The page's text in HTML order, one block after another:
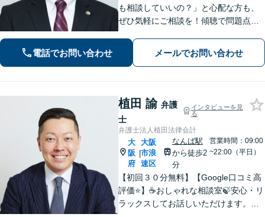
も相談していいの？」と心配な方も、
ぜひ気軽にご相談を！傾聴で問題点を
す。20年以上の実績を活かし、良質な
リーガルサービスを提供。相続・離婚
電話でお問い合わせ メールでお問い合わせ
植田 諭 弁護
士
インタビューを見
る
弁護士法人植田法律会計
大
阪
府
|
大阪
市浪
速区
なんば駅
から徒歩2
分
営業時間：09:00
~22:00（平日）
【初回３０分無料】【Google口コミ高
評価⭐️】☕️おしゃれな相談室🍃安心・リ
ラックスしてお話しいただけます。ネ